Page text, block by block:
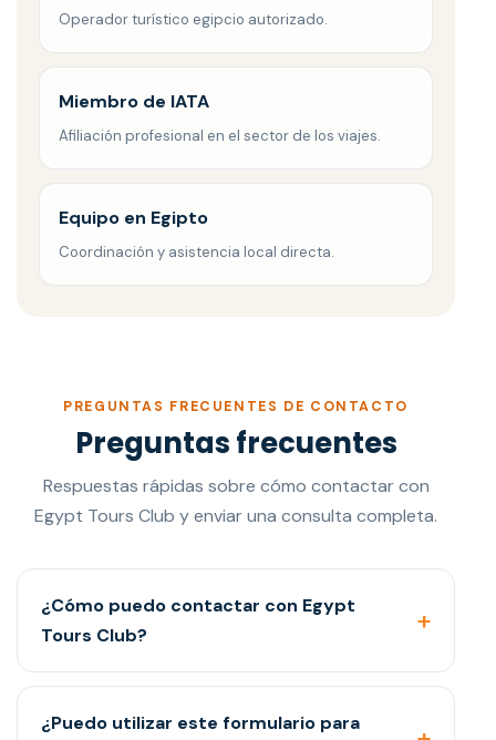
Operador turístico egipcio autorizado.
Miembro de IATA
Afiliación profesional en el sector de los viajes.
Equipo en Egipto
Coordinación y asistencia local directa.
PREGUNTAS FRECUENTES DE CONTACTO
Preguntas frecuentes
Respuestas rápidas sobre cómo contactar con
Egypt Tours Club y enviar una consulta completa.
¿Cómo puedo contactar con Egypt
Tours Club?
¿Puedo utilizar este formulario para